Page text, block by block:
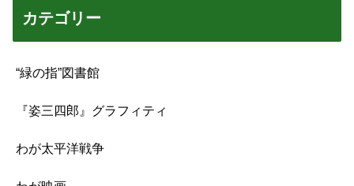
カテゴリー
“緑の指”図書館
『姿三四郎』グラフィティ
わが太平洋戦争